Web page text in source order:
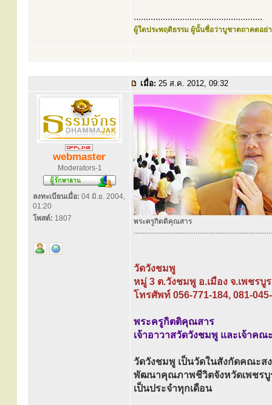
.....................................................
ผู้ใดประพฤติธรรม ผู้นั้นชื่อว่าบูชาตถาคตอย่า
เมื่อ: 25 ส.ค. 2012, 09:32
webmaster
Moderators-1
ลงทะเบียนเมื่อ: 04 มิ.ย. 2004,
01:20
โพสต์: 1807
พระครูกิตติคุณสาร
............................................................................
วัดวังชมพู
หมู่ 3 ต.วังชมพู อ.เมือง จ.เพชรบู
โทรศัพท์ 056-771-184, 081-
พระครูกิตติคุณสาร
เจ้าอาวาสวัดวังชมพู และเจ้าค
วัดวังชมพู เป็นวัดในสังกัดคณะส
พัฒนาคุณภาพชีวิตจังหวัดเพชรบู
เป็นประจำทุกเดือน